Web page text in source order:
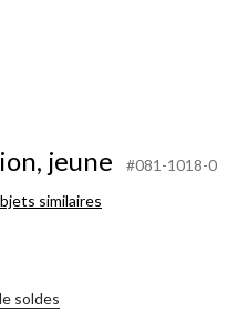
jeune
#081-1018-0
similaires
soldes